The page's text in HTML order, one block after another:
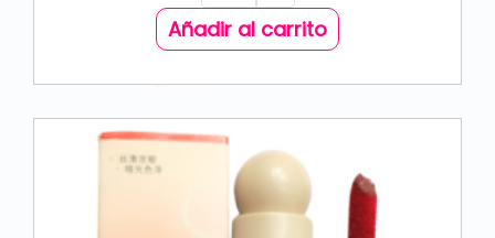
Añadir al carrito